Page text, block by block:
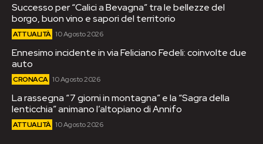
Successo per “Calici a Bevagna” tra le bellezze del
borgo, buon vino e sapori del territorio
ATTUALITÀ 10 Agosto 2026
Ennesimo incidente in via Feliciano Fedeli: coinvolte due
auto
CRONACA 10 Agosto 2026
La rassegna “7 giorni in montagna” e la “Sagra della
lenticchia” animano l’altopiano di Annifo
ATTUALITÀ 10 Agosto 2026